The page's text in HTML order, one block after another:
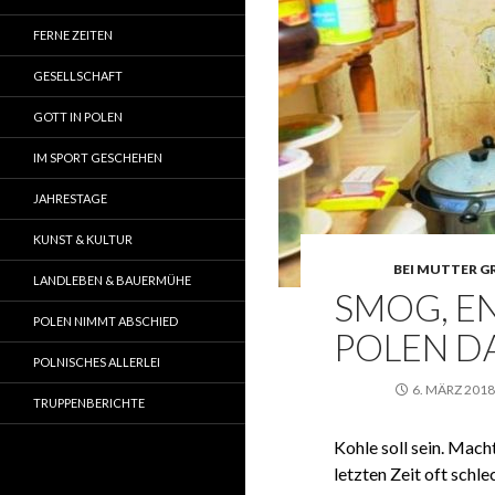
BEI MUTTER
SMOG,
POLEN
6. MÄRZ 2018
Kohle soll sein.
letzten Zeit oft
FERNE ZEITEN
GESELLSCHAFT
GOTT IN POLEN
IM SPORT GESCHEHEN
JAHRESTAGE
KUNST & KULTUR
LANDLEBEN & BAUERMÜHE
POLEN NIMMT ABSCHIED
POLNISCHES ALLERLEI
TRUPPENBERICHTE